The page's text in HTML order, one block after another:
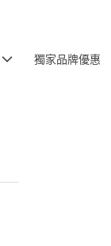
獨家品牌優惠